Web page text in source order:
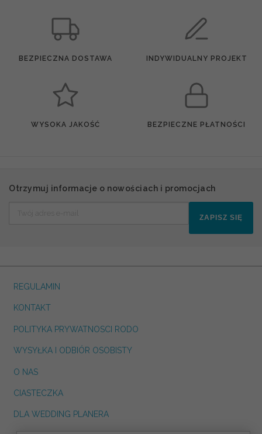
BEZPIECZNA DOSTAWA INDYWIDUALNY PROJEKT
WYSOKA JAKOŚĆ BEZPIECZNE PŁATNOŚCI
Otrzymuj informacje o nowościach i promocjach
ZAPISZ SIĘ
REGULAMIN
KONTAKT
POLITYKA PRYWATNOSCI RODO
WYSYŁKA I ODBIÓR OSOBISTY
O NAS
CIASTECZKA
DLA WEDDING PLANERA